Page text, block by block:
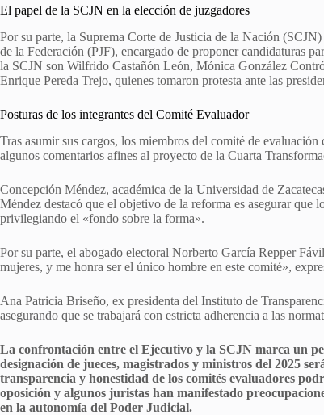
El papel de la SCJN en la elección de juzgadores
Por su parte, la Suprema Corte de Justicia de la Nación
de la Federación (PJF), encargado de proponer candidaturas
la SCJN son Wilfrido Castañón León, Mónica González
Enrique Pereda Trejo, quienes tomaron protesta ante las
Posturas de los integrantes del Comité Evaluador
Tras asumir sus cargos, los miembros del comité de
algunos comentarios afines al proyecto de la Cuarta
Concepción Méndez, académica de la Universidad de
Méndez destacó que el objetivo de la reforma es asegurar que
privilegiando el «fondo sobre la forma».
Por su parte, el abogado electoral Norberto García Repper
mujeres, y me honra ser el único hombre en este comité»,
Ana Patricia Briseño, ex presidenta del Instituto de
asegurando que se trabajará con estricta adherencia a las
La confrontación entre el Ejecutivo y la SCJN marca un
designación de jueces, magistrados y ministros del 2025
transparencia y honestidad de los comités evaluadores
oposición y algunos juristas han manifestado
en la autonomía del Poder Judicial.